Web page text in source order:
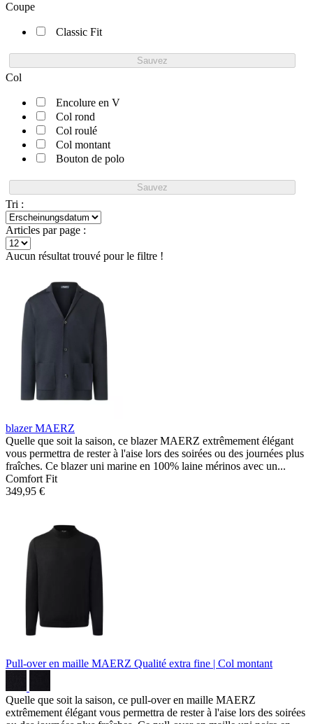
Coupe
Classic Fit
Sauvez
Col
Encolure en V
Col rond
Col roulé
Col montant
Bouton de polo
Sauvez
Tri :
Articles par page :
Aucun résultat trouvé pour le filtre !
blazer MAERZ
Quelle que soit la saison, ce blazer MAERZ extrêmement élégant
vous permettra de rester à l'aise lors des soirées ou des journées plus
fraîches. Ce blazer uni marine en 100% laine mérinos avec un...
Comfort Fit
349,95 €
Pull-over en maille MAERZ Qualité extra fine | Col montant
Quelle que soit la saison, ce pull-over en maille MAERZ
extrêmement élégant vous permettra de rester à l'aise lors des soirées